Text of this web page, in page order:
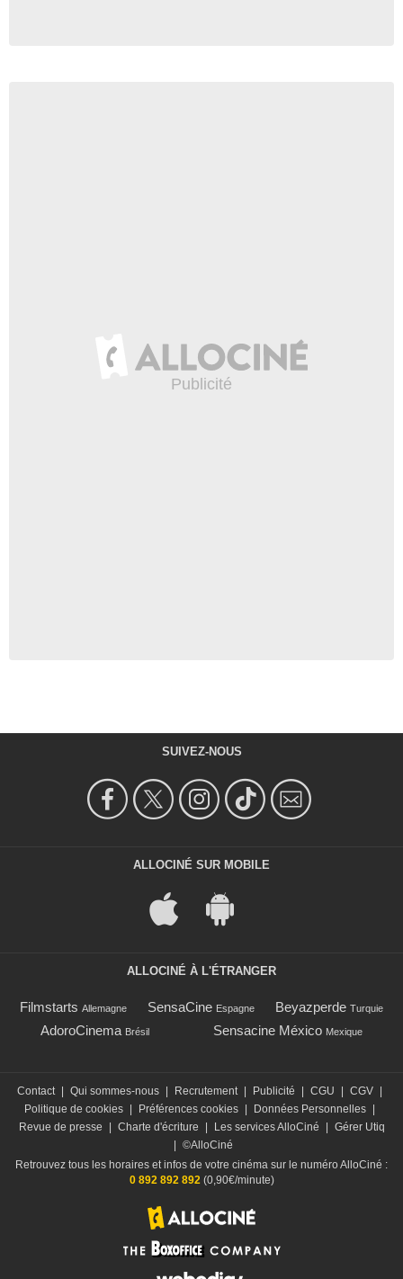
SUIVEZ-NOUS
ALLOCINÉ SUR MOBILE
ALLOCINÉ À L'ÉTRANGER
Filmstarts Allemagne SensaCine Espagne Beyazperde Turquie
AdoroCinema Brésil Sensacine México Mexique
Contact | Qui sommes-nous | Recrutement | Publicité | CGU | CGV |
Politique de cookies | Préférences cookies | Données Personnelles |
Revue de presse
| Charte d'écriture | Les services AlloCiné | Gérer Utiq
| ©AlloCiné
Retrouvez tous les horaires et infos de votre cinéma sur le numéro AlloCiné :
0 892 892 892(0,90€/minute)